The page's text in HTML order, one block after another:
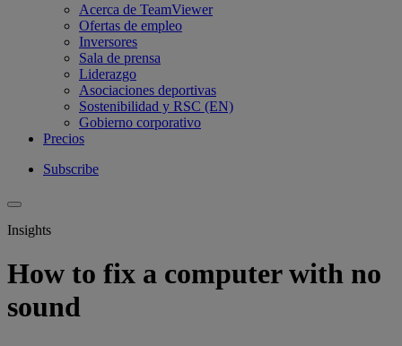
Acerca de TeamViewer
Ofertas de empleo
Inversores
Sala de prensa
Liderazgo
Asociaciones deportivas
Sostenibilidad y RSC (EN)
Gobierno corporativo
Precios
Subscribe
Insights
How to fix a computer with no
sound